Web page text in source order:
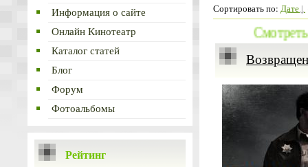
Информация о сайте
Онлайн Кинотеатр
Каталог статей
Блог
Форум
Фотоальбомы
Рейтинг
Сортировать по: Дате
Смотреть